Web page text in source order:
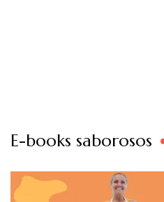
E-books saborosos